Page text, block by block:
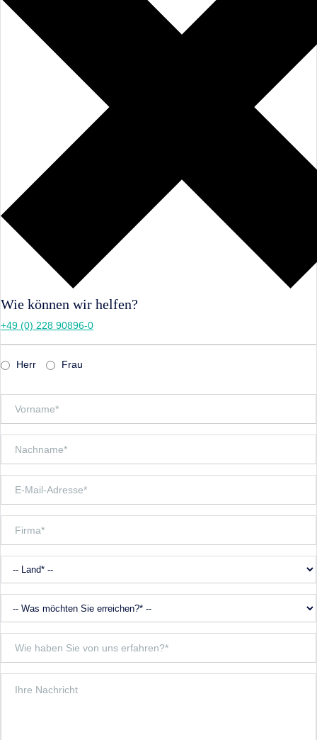
Wie können wir helfen?
+49 (0) 228 90896-0
Herr Frau